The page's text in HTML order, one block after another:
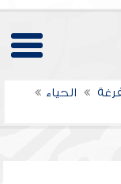
الحياء